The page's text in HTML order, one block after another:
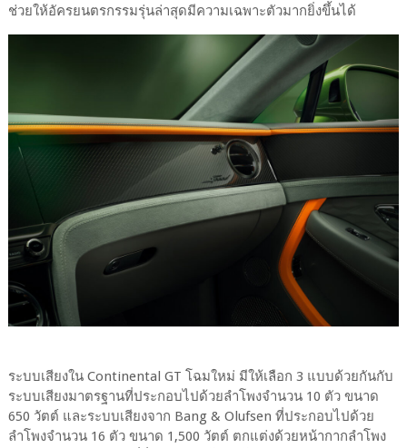
ช่วยให้อัครยนตรกรรมรุ่นล่าสุดมีความเฉพาะตัวมากยิ่งขึ้นได้
ระบบเสียงใน Continental GT โฉมใหม่ มีให้เลือก 3 แบบด้วยกันกับ
ระบบเสียงมาตรฐานที่ประกอบไปด้วยลำโพงจำนวน 10 ตัว ขนาด
650 วัตต์ และระบบเสียงจาก Bang & Olufsen ที่ประกอบไปด้วย
ลำโพงจำนวน 16 ตัว ขนาด 1,500 วัตต์ ตกแต่งด้วยหน้ากากลำโพง